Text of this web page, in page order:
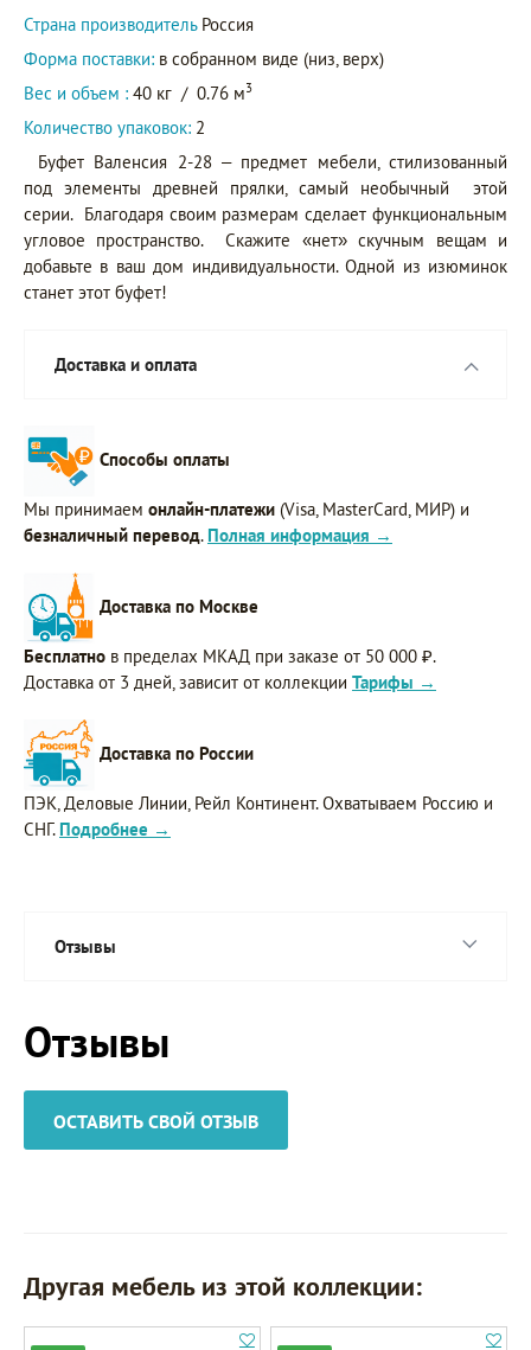
Страна производитель Россия
Форма поставки: в собранном виде (низ, верх)
Вес и объем : 40 кг / 0.76 м3
Количество упаковок: 2
Буфет Валенсия 2-28 – предмет мебели, стилизованный
под элементы древней прялки, самый необычный этой
серии. Благодаря своим размерам сделает функциональным
угловое пространство. Скажите «нет» скучным вещам и
добавьте в ваш дом индивидуальности. Одной из изюминок
станет этот буфет!
Доставка и оплата
Способы оплаты
Мы принимаем онлайн-платежи (Visa, MasterCard, МИР) и
безналичный перевод. Полная информация →
Доставка по Москве
Бесплатно в пределах МКАД при заказе от 50 000 ₽.
Доставка от 3 дней, зависит от коллекции Тарифы →
Доставка по России
ПЭК, Деловые Линии, Рейл Континент. Охватываем Россию и
СНГ. Подробнее →
Отзывы
Отзывы
ОСТАВИТЬ СВОЙ ОТЗЫВ
Другая мебель из этой коллекции: